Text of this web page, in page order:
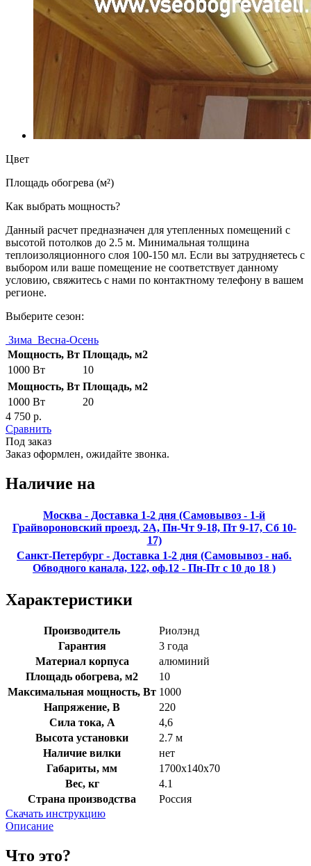
Цвет
Площадь обогрева (м²)
Как выбрать мощность?
Данный расчет предназначен для утепленных помещений с
высотой потолков до 2.5 м. Минимальная толщина
теплоизоляционного слоя 100-150 мл. Если вы затрудняетесь с
выбором или ваше помещение не соответствует данному
условию, свяжитесь с нами по контактному телефону в вашем
регионе.
Выберите сезон:
Зима Весна-Осень
Мощность, Вт Площадь, м2
1000 Вт
10
Мощность, Вт Площадь, м2
1000 Вт
20
4 750 р.
Сравнить
Под заказ
Заказ оформлен, ожидайте звонка.
Наличие на
Москва - Доставка 1-2 дня (Самовывоз - 1-й
Грайвороновский проезд, 2А, Пн-Чт 9-18, Пт 9-17, Сб 10-
17)
Санкт-Петербург - Доставка 1-2 дня (Самовывоз - наб.
Обводного канала, 122, оф.12 - Пн-Пт с 10 до 18 )
Характеристики
Производитель
Риолэнд
Гарантия
3 года
Материал корпуса
алюминий
Площадь обогрева, м2
10
Максимальная мощность, Вт 1000
Напряжение, В
220
Сила тока, А
4,6
Высота установки
2.7 м
Наличие вилки
нет
Габариты, мм
1700х140х70
Вес, кг
4.1
Страна производства
Россия
Скачать инструкцию
Описание
Что это?